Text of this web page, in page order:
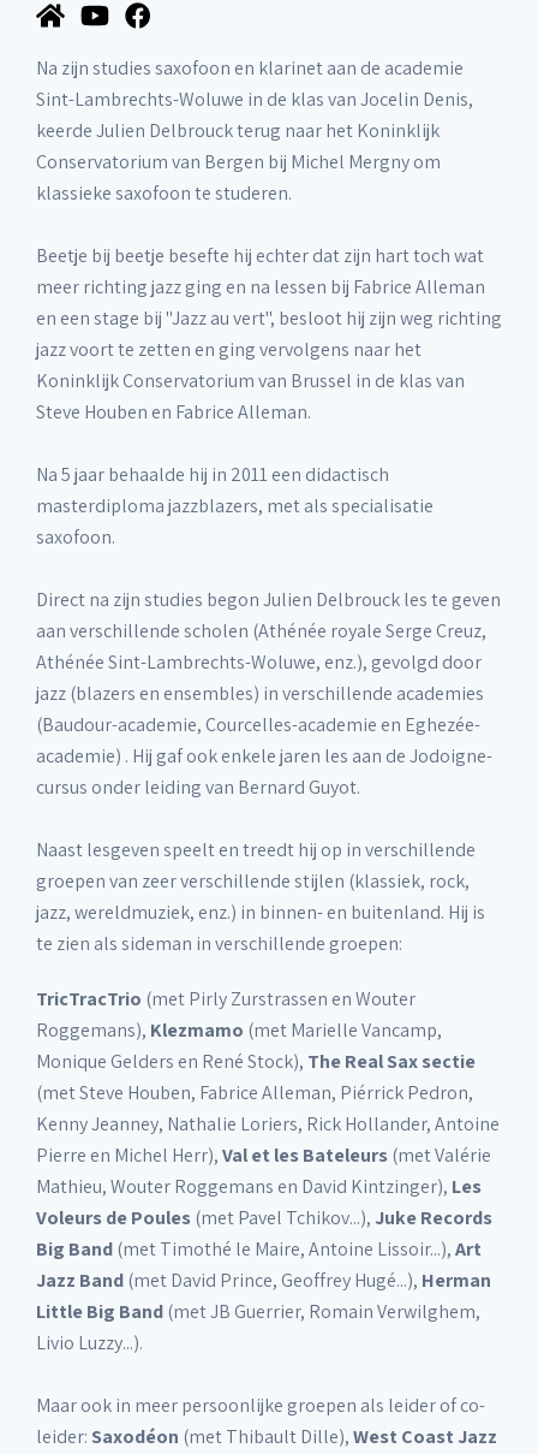
Na zijn studies saxofoon en klarinet aan de academie
Sint-Lambrechts-Woluwe in de klas van Jocelin Denis,
keerde Julien Delbrouck terug naar het Koninklijk
Conservatorium van Bergen bij Michel Mergny om
klassieke saxofoon te studeren.
Beetje bij beetje besefte hij echter dat zijn hart toch wat
meer richting jazz ging en na lessen bij Fabrice Alleman
en een stage bij "Jazz au vert", besloot hij zijn weg richting
jazz voort te zetten en ging vervolgens naar het
Koninklijk Conservatorium van Brussel in de klas van
Steve Houben en Fabrice Alleman.
Na 5 jaar behaalde hij in 2011 een didactisch
masterdiploma jazzblazers, met als specialisatie
saxofoon.
Direct na zijn studies begon Julien Delbrouck les te geven
aan verschillende scholen (Athénée royale Serge Creuz,
Athénée Sint-Lambrechts-Woluwe, enz.), gevolgd door
jazz (blazers en ensembles) in verschillende academies
(Baudour-academie, Courcelles-academie en Eghezée-
academie) . Hij gaf ook enkele jaren les aan de Jodoigne-
cursus onder leiding van Bernard Guyot.
Naast lesgeven speelt en treedt hij op in verschillende
groepen van zeer verschillende stijlen (klassiek, rock,
jazz, wereldmuziek, enz.) in binnen- en buitenland. Hij is
te zien als sideman in verschillende groepen:
TricTracTrio (met Pirly Zurstrassen en Wouter
Roggemans), Klezmamo (met Marielle Vancamp,
Monique Gelders en René Stock), The Real Sax sectie
(met Steve Houben, Fabrice Alleman, Piérrick Pedron,
Kenny Jeanney, Nathalie Loriers, Rick Hollander, Antoine
Pierre en Michel Herr),Val et les Bateleurs(met Valérie
Mathieu, Wouter Roggemans en David Kintzinger), Les
Voleurs de Poules(met Pavel Tchikov...), Juke Records
Big Band(met Timothé le Maire, Antoine Lissoir...),Art
Jazz Band(met David Prince, Geoffrey Hugé...), Herman
Little Big Band(met JB Guerrier, Romain Verwilghem,
Livio Luzzy...).
Maar ook in meer persoonlijke groepen als leider of co-
leider:Saxodéon (met Thibault Dille),West Coast Jazz